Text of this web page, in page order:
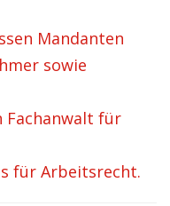
Mandanten
sowie
Fachanwalt für
für Arbeitsrecht.